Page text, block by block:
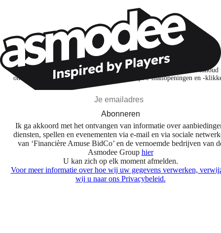
Wil je nog meer spelnieuws ontvangen?
Ik abonneer me om spellen, nieuwe releases en gepersonaliseerde inhoud
ontdekken op basis van mijn interesses en mijn e-mailopeningen en -
Abonneren
Ik ga akkoord met het ontvangen van informatie over
diensten, spellen en evenementen via e-mail en via sociale
van ‘Financière Amuse BidCo’ en de vernoemde bedrijven van
Asmodee Group hier
U kan zich op elk moment afmelden.
Voor meer informatie over hoe wij uw gegevens verwerken,
wij u naar ons Privacybeleid.